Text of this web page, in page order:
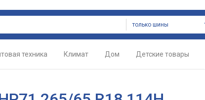
только шины
техника Климат Дом Детские товары